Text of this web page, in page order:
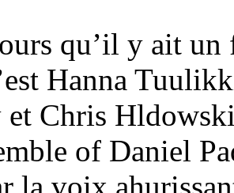
qu’il y ait un
Hanna
Chris
of Daniel
la voix